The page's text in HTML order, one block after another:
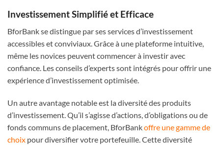
Investissement Simplifié et Efficace
BforBank se distingue par ses services d’investissement
accessibles et conviviaux. Grâce à une plateforme intuitive,
même les novices peuvent commencer à investir avec
confiance. Les conseils d’experts sont intégrés pour offrir une
expérience d’investissement optimisée.
Un autre avantage notable est la diversité des produits
d’investissement. Qu’il s’agisse d’actions, d’obligations ou de
fonds communs de placement, BforBankoffre une gamme de
choix pour diversifier votre portefeuille. Cette diversité